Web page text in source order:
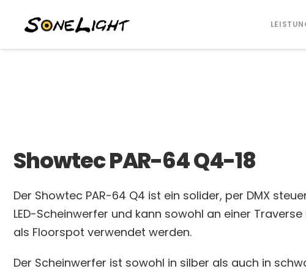
Showtec PAR-64 Q4-18
Der Showtec PAR-64 Q4 ist ein solider, per DMX
LED-Scheinwerfer und kann sowohl an einer
als Floorspot verwendet werden.
Der Scheinwerfer ist sowohl in silber als auch in